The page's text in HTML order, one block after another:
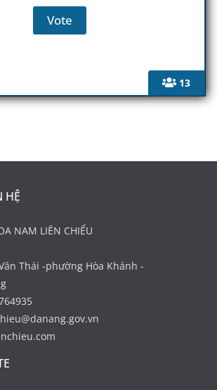
13
HỆ
NAM LIÊN CHIỂU
Thái -phường Hòa Khánh -